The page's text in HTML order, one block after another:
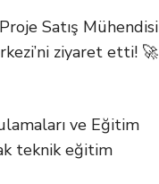
Satış Mühendisi
ziyaret etti! 🚀
ve Eğitim
teknik eğitim